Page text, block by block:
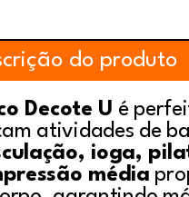
do produto
Decote U é
atividades de
ioga,
média